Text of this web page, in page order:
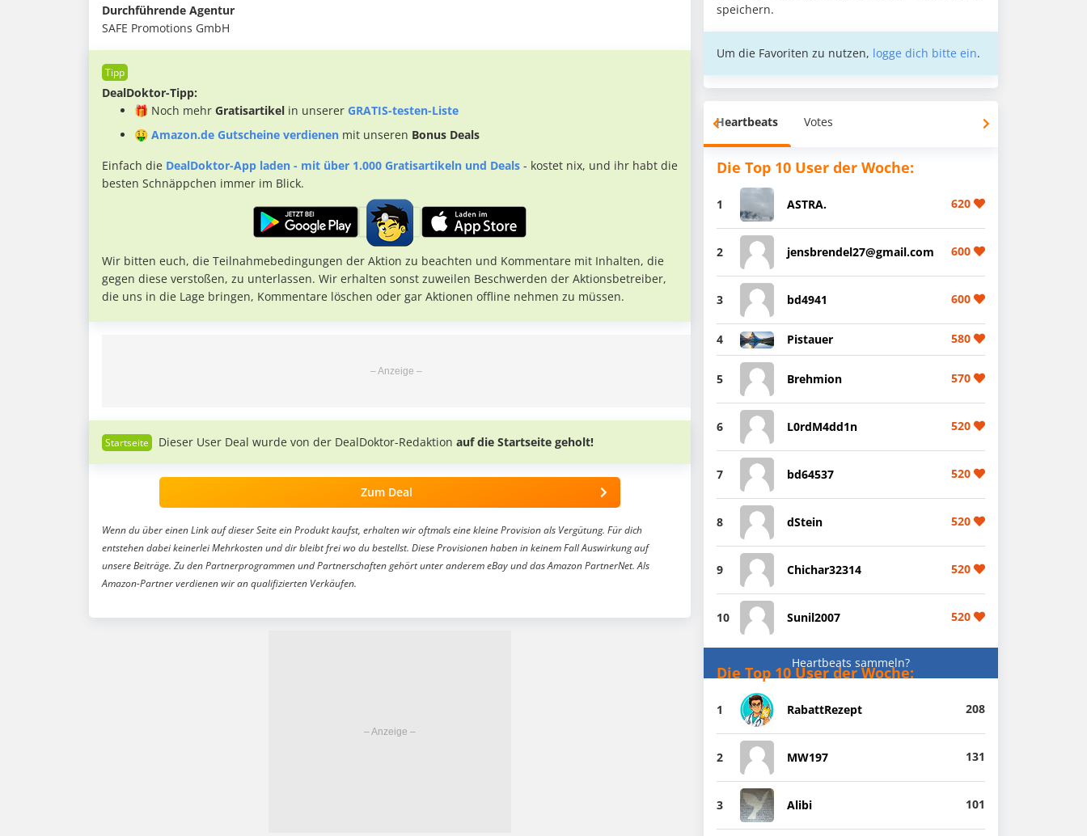
Durchführende Agentur
SAFE Promotions GmbH
DealDoktor-Tipp:
🎁 Noch mehr Gratisartikel in unserer GRATIS-testen-Liste
🤑 Amazon.de Gutscheine verdienen mit unseren Bonus Deals
Einfach die DealDoktor-App laden - mit über 1.000 Gratisartikeln und Deals - kostet nix, und ihr habt die
besten Schnäppchen immer im Blick.
Wir bitten euch, die Teilnahmebedingungen der Aktion zu beachten und Kommentare mit Inhalten, die
gegen diese verstoßen, zu unterlassen. Wir erhalten sonst zuweilen Beschwerden der Aktionsbetreiber,
die uns in die Lage bringen, Kommentare löschen oder gar Aktionen offline nehmen zu müssen.
Dieser User Deal wurde von der DealDoktor-Redaktion auf die Startseite geholt!
Zum Deal
Wenn du über einen Link auf dieser Seite ein Produkt kaufst, erhalten wir oftmals eine kleine Provision als Vergütung. Für dich
entstehen dabei keinerlei Mehrkosten und dir bleibt frei wo du bestellst. Diese Provisionen haben in keinem Fall Auswirkung auf
unsere Beiträge. Zu den Partnerprogrammen und Partnerschaften gehört unter anderem eBay und das Amazon PartnerNet. Als
Amazon-Partner verdienen wir an qualifizierten Verkäufen.
speichern.
Um die Favoriten zu nutzen, logge dich bitte ein.
Heartbeats Votes
Die Top 10 User der Woche:
1 ASTRA. 620
2 jensbrendel27@gmail.com 600
3 bd4941 600
4 Pistauer 580
5 Brehmion 570
6 L0rdM4dd1n 520
7 bd64537 520
8 dStein 520
9 Chichar32314 520
10 Sunil2007 520
Heartbeats sammeln?
Die Top 10 User der Woche:
1 RabattRezept 208
2 MW197 131
3 Alibi 101